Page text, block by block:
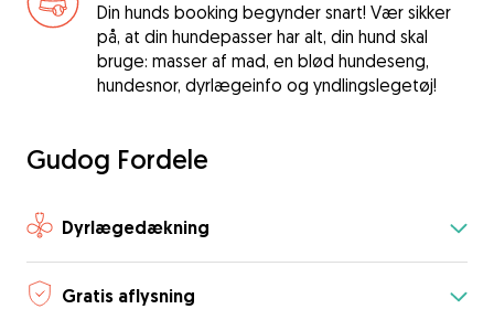
Din hunds booking begynder snart! Vær sikker
på, at din hundepasser har alt, din hund skal
bruge: masser af mad, en blød hundeseng,
hundesnor, dyrlægeinfo og yndlingslegetøj!
Gudog Fordele
Dyrlægedækning
Gratis aflysning